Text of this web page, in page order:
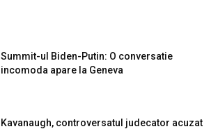
Summit-ul Biden-Putin: O conversatie
incomoda apare la Geneva
Kavanaugh, controversatul judecator acuzat